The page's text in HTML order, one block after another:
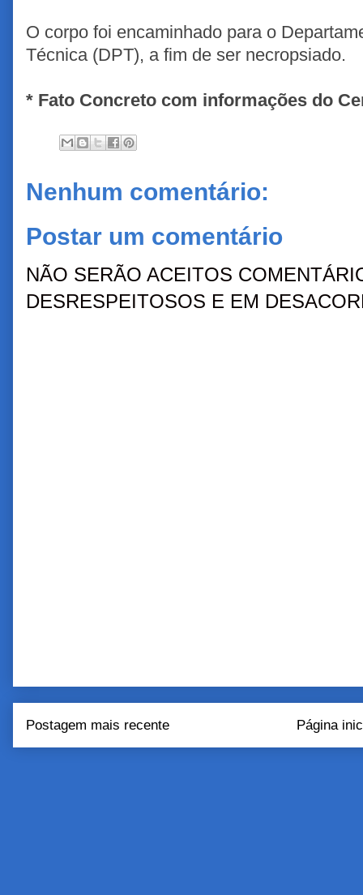
O corpo foi encaminhado para o
Técnica (DPT), a fim de ser necropsiado.
* Fato Concreto com informações do
Nenhum comentário:
Postar um comentário
NÃO SERÃO ACEITOS
DESRESPEITOSOS E EM
Postagem mais recente Página